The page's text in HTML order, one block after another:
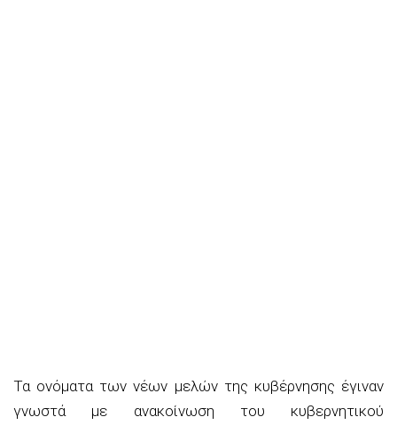
Τα ονόματα των νέων μελών της κυβέρνησης έγιναν
γνωστά με ανακοίνωση του κυβερνητικού